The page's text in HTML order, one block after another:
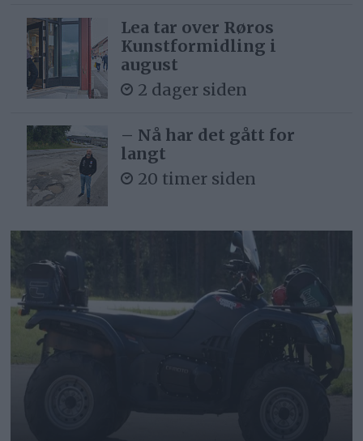
Lea tar over Røros
Kunstformidling i
august
2 dager siden
– Nå har det gått for
langt
20 timer siden